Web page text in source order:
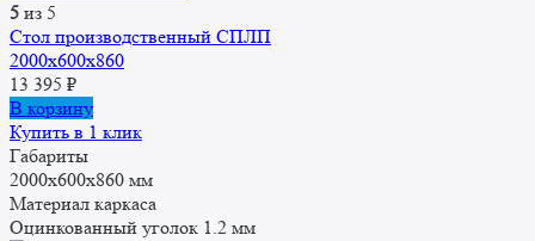
5 из 5
Стол производственный СПЛП
2000х600х860
13 395 ₽
В корзину
Купить в 1 клик
Габариты
2000x600x860 мм
Материал каркаса
Оцинкованный уголок 1.2 мм